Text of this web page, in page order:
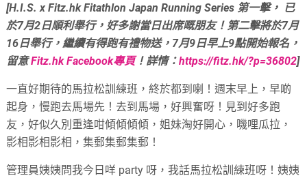
[H.I.S. x Fitz.hk Fitathlon Japan Running Series 第一擊， 已
於7月2日順利舉行，好多謝當日出席嘅朋友！第二擊將於7月
16日舉行，繼續有得跑有禮物送，7月9日早上9點開始報名，
留意Fitz.hk Facebook專頁！詳情：https://fitz.hk/?p=36802]
一直好期待的馬拉松訓練班，終於都到喇！週末早上，早啲
起身，慢跑去馬場先！去到馬場，好興奮呀！見到好多跑
友，好似久別重逢咁傾傾傾傾，姐妹淘好開心，嘰哩瓜拉，
影相影相影相，集郵集郵集郵！
管理員姨姨問我今日咩 party 呀，我話馬拉松訓練班呀！姨姨